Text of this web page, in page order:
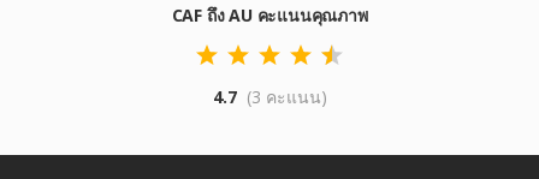
CAF ถึง AU คะแนนคุณภาพ
4.7 (3 คะแนน)